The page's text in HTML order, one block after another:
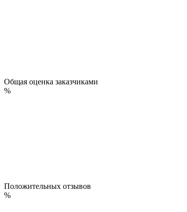
Общая оценка заказчиками
%
Положительных отзывов
%